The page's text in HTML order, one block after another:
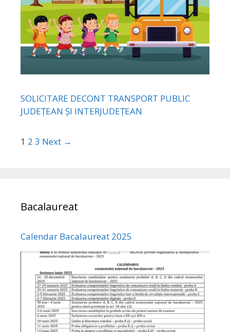
SOLICITARE DECONT TRANSPORT PUBLIC
JUDEȚEAN ȘI INTERJUDEȚEAN
1 2 3 Next →
Bacalaureat
Calendar Bacalaureat 2025